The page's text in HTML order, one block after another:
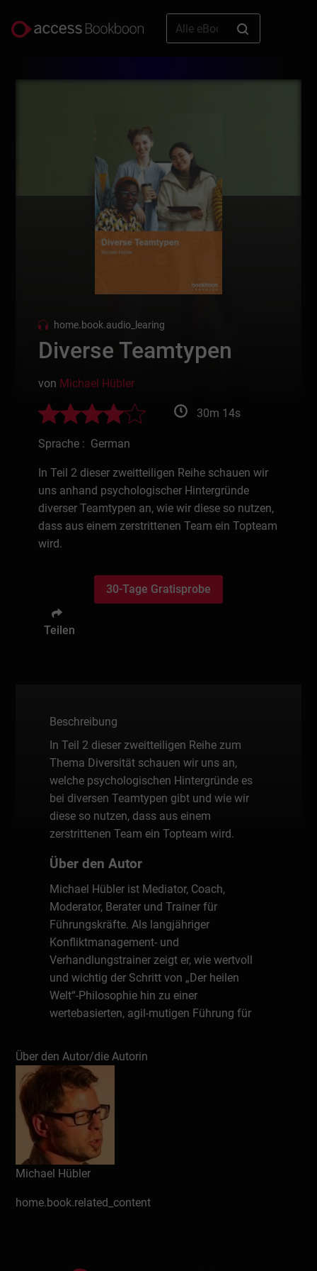
home.book.audio_learing
Diverse Teamtypen
von Michael Hübler
30m 14s
Sprache : German
In Teil 2 dieser zweitteiligen Reihe schauen wir
uns anhand psychologischer Hintergründe
diverser Teamtypen an, wie wir diese so nutzen,
dass aus einem zerstrittenen Team ein Topteam
wird.
30-Tage Gratisprobe
Teilen
Beschreibung
In Teil 2 dieser zweitteiligen Reihe zum
Thema Diversität schauen wir uns an,
welche psychologischen Hintergründe es
bei diversen Teamtypen gibt und wie wir
diese so nutzen, dass aus einem
zerstrittenen Team ein Topteam wird.
Über den Autor
Michael Hübler ist Mediator, Coach,
Moderator, Berater und Trainer für
Führungskräfte. Als langjähriger
Konfliktmanagement- und
Verhandlungstrainer zeigt er, wie wertvoll
und wichtig der Schritt von „Der heilen
Welt“-Philosophie hin zu einer
wertebasierten, agil-mutigen Führung für
Schreiben Sie eine Rezension
Über den Autor/die Autorin
Michael Hübler
home.book.related_content